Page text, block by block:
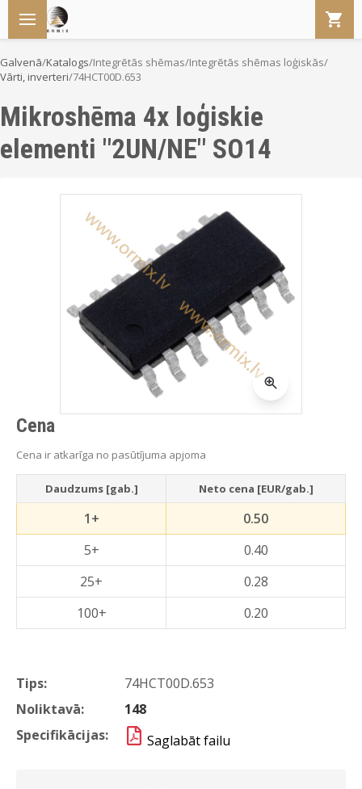
Galvenā/Katalogs/Integrētās shēmas/Integrētās shēmas loģiskās/
Vārti, inverteri/74HCT00D.653
Mikroshēma 4x loģiskie
elementi "2UN/NE" SO14
Tips:
74HCT00D.653
Noliktavā:
148
Specifikācijas:
Saglabāt failu
Cena
Cena ir atkarīga no pasūtījuma apjoma
Daudzums [gab.] Neto cena [EUR/gab.]
1+
0.50
5+
0.40
25+
0.28
100+
0.20